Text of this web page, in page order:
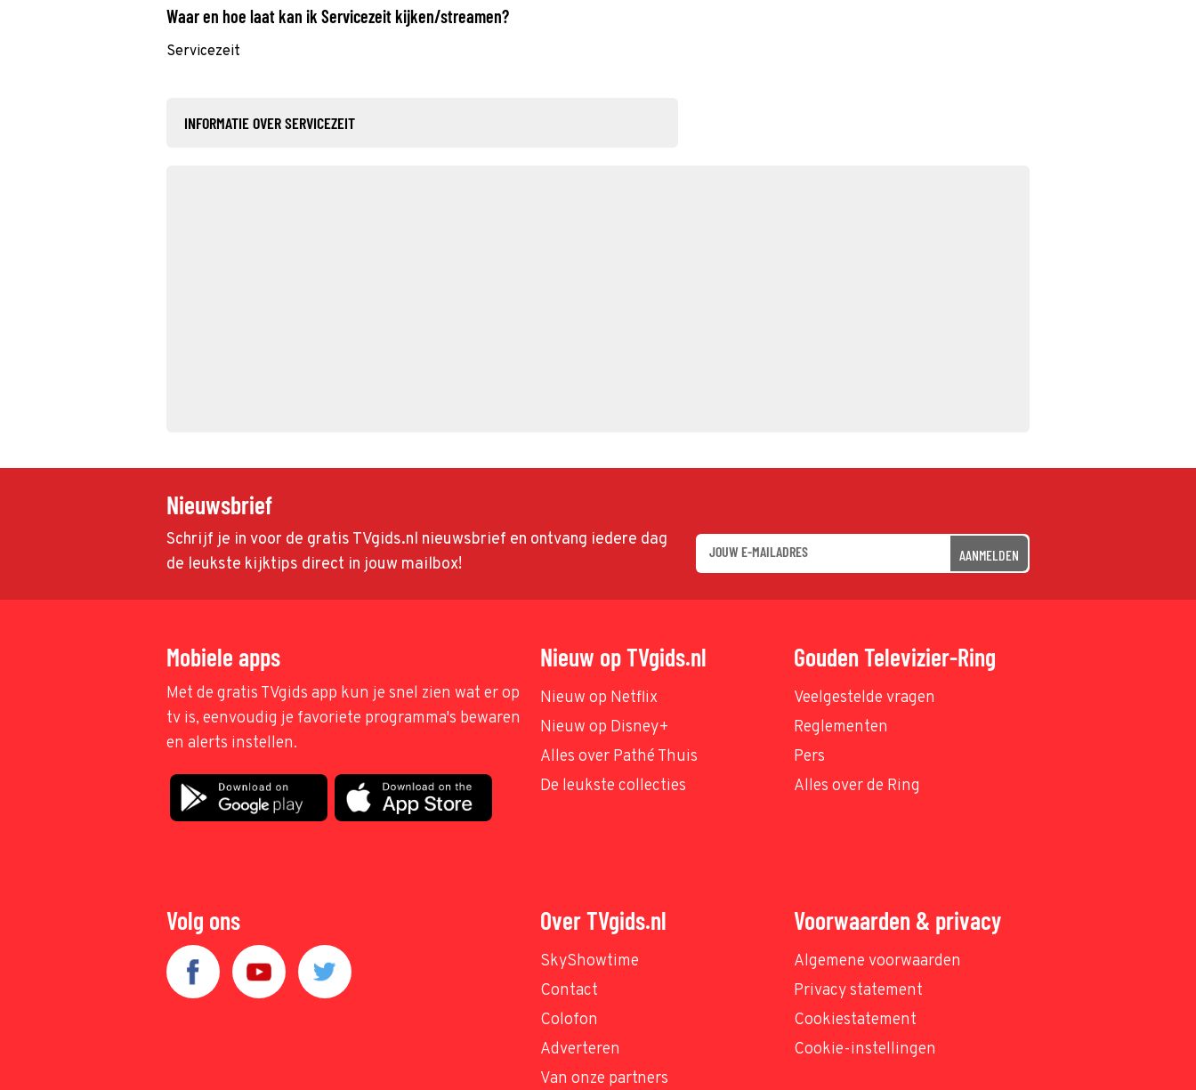
Waar en hoe laat kan ik Servicezeit kijken/streamen?
Servicezeit
INFORMATIE OVER SERVICEZEIT
Nieuwsbrief
Schrijf je in voor de gratis TVgids.nl nieuwsbrief en ontvang iedere dag
de leukste kijktips direct in jouw mailbox!
AANMELDEN
Mobiele apps
Met de gratis TVgids app kun je snel zien wat er op
tv is, eenvoudig je favoriete programma's bewaren
en alerts instellen.
Nieuw op TVgids.nl
Nieuw op Netflix
Nieuw op Disney+
Alles over Pathé Thuis
De leukste collecties
Gouden Televizier-Ring
Veelgestelde vragen
Reglementen
Pers
Alles over de Ring
Volg ons Over TVgids.nl
SkyShowtime
Contact
Colofon
Adverteren
Van onze partners
Voorwaarden & privacy
Algemene voorwaarden
Privacy statement
Cookiestatement
Cookie-instellingen